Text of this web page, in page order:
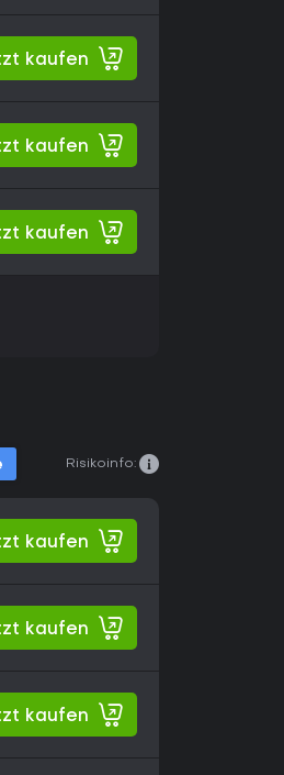
kaufen
kaufen
kaufen
Risikoinfo:
kaufen
kaufen
kaufen